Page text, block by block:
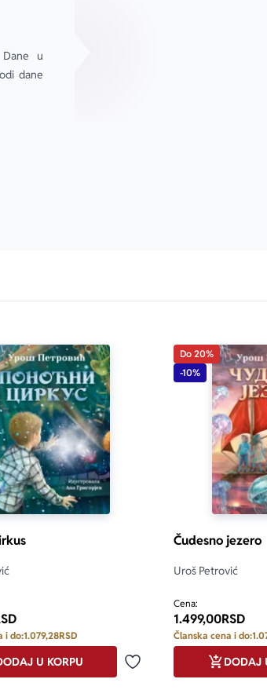
Dane u
dane
i do:1.079,28RSD
Dodaj u omiljene
U KORPU
Do 20%
-10%
Čudesno jezero
Uroš Petrović
Cena:
1.499,00RSD
Članska cena i do:
DODAJ